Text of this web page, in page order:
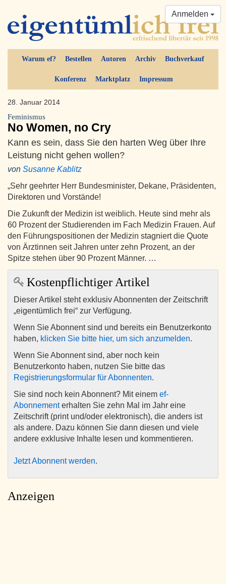
Warum ef? Bestellen Autoren Archiv Buchverkauf
Konferenz Marktplatz Impressum
Anmelden
28. Januar 2014
Feminismus
No Women, no Cry
Kann es sein, dass Sie den harten Weg über Ihre
Leistung nicht gehen wollen?
von Susanne Kablitz
„Sehr geehrter Herr Bundesminister, Dekane, Präsidenten,
Direktoren und Vorstände!
Die Zukunft der Medizin ist weiblich. Heute sind mehr als
60 Prozent der Studierenden im Fach Medizin Frauen. Auf
den Führungspositionen der Medizin stagniert die Quote
von Ärztinnen seit Jahren unter zehn Prozent, an der
Spitze stehen über 90 Prozent Männer. …
Kostenpflichtiger Artikel
Dieser Artikel steht exklusiv Abonnenten der Zeitschrift
„eigentümlich frei“ zur Verfügung.
Wenn Sie Abonnent sind und bereits ein Benutzerkonto
haben, klicken Sie bitte hier, um sich anzumelden.
Wenn Sie Abonnent sind, aber noch kein
Benutzerkonto haben, nutzen Sie bitte das
Registrierungsformular für Abonnenten.
Sie sind noch kein Abonnent? Mit einem ef-
Abonnementerhalten Sie zehn Mal im Jahr eine
Zeitschrift (print und/oder elektronisch), die anders ist
als andere. Dazu können Sie dann diesen und viele
andere exklusive Inhalte lesen und kommentieren.
Jetzt Abonnent werden.
Anzeigen